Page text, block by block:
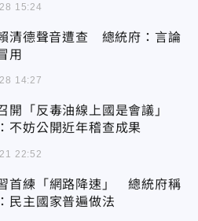
15:24
清德聲音遭查 總統府：言論
用
14:27
開「反毒油線上國是會議」
不妨公開近年稽查成果
22:52
首練「網路降速」 總統府稱
民主國家普遍做法